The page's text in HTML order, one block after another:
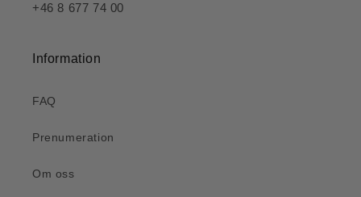
+46 8 677 74 00
Information
FAQ
Prenumeration
Om oss